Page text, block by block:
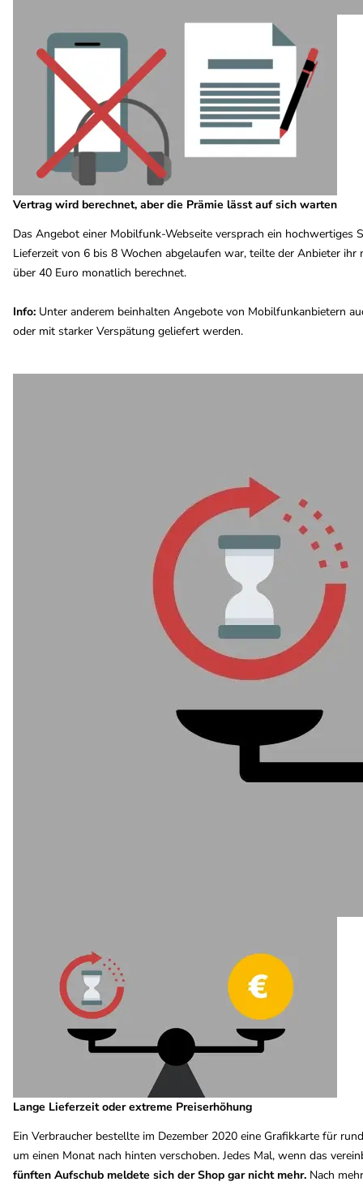
Vertrag wird berechnet, aber die Prämie lässt auf sich warten
Das Angebot einer Mobilfunk-Webseite versprach ein hochwertiges
Lieferzeit von 6 bis 8 Wochen abgelaufen war, teilte der Anbieter
über 40 Euro monatlich berechnet.
Info: Unter anderem beinhalten Angebote von Mobilfunkanbietern
oder mit starker Verspätung geliefert werden.
Lange Lieferzeit oder extreme Preiserhöhung
Ein Verbraucher bestellte im Dezember 2020 eine Grafikkarte für
um einen Monat nach hinten verschoben. Jedes Mal, wenn das
fünften Aufschub meldete sich der Shop gar nicht mehr. Nach